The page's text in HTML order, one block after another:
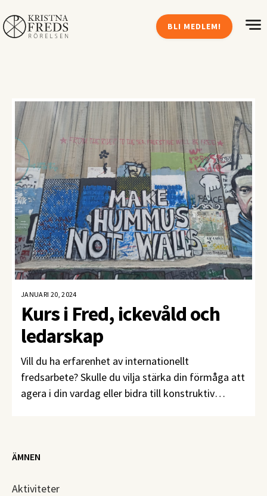
BLI MEDLEM!
JANUARI 20, 2024
Kurs i Fred, ickevåld och
ledarskap
Vill du ha erfarenhet av internationellt
fredsarbete? Skulle du vilja stärka din förmåga att
agera i din vardag eller bidra till konstruktiv
ÄMNEN
Aktiviteter